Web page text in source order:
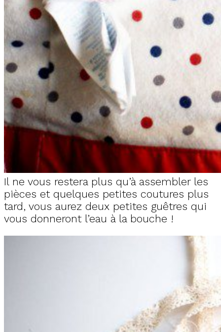
Il ne vous restera plus qu’à assembler les
pièces et quelques petites coutures plus
tard, vous aurez deux petites guêtres qui
vous donneront l’eau à la bouche !